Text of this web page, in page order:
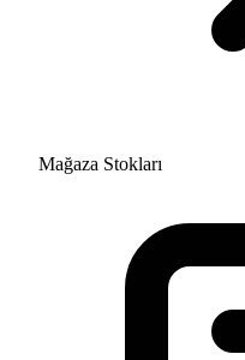
Mağaza Stokları